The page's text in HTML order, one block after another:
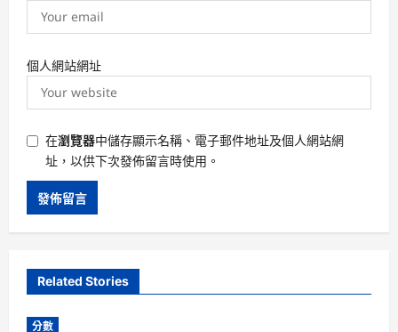
個人網站網址
在瀏覽器中儲存顯示名稱、電子郵件地址及個人網站網
址，以供下次發佈留言時使用。
Related Stories
分數